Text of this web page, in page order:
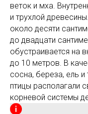
веток и мха.
и трухлой
около десяти
до двадцати
обустраивается на
до 10 метров. В
сосна, береза, ель и
птицы располагали
корневой системы